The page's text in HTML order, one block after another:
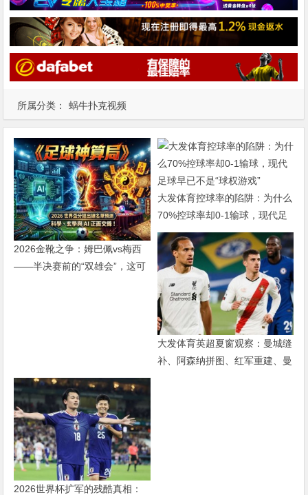
所属分类： 蜗牛扑克视频
2026金靴之争：姆巴佩vs梅西
——半决赛前的“双雄会”，这可
大发体育控球率的陷阱：为什么
70%控球率却0-1输球，现代足
球早已不是“球权游戏”
大发体育英超夏窗观察：曼城缝
补、阿森纳拼图、红军重建、曼
2026世界杯扩军的残酷真相：